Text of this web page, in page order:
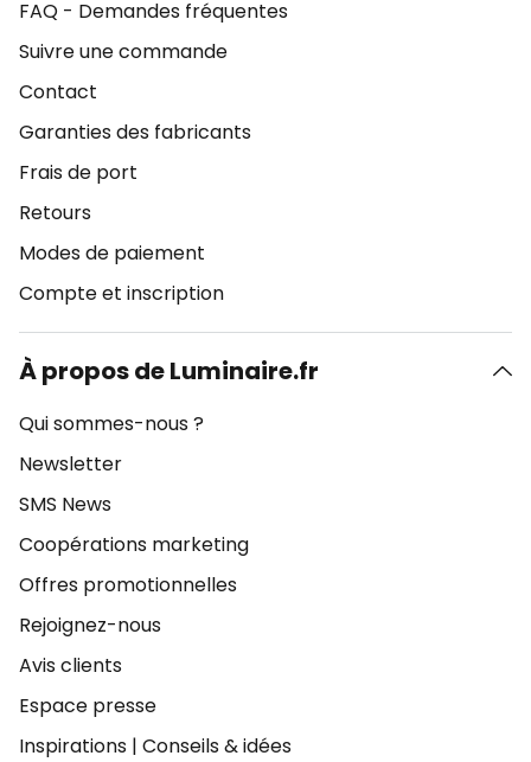
FAQ - Demandes fréquentes
Suivre une commande
Contact
Garanties des fabricants
Frais de port
Retours
Modes de paiement
Compte et inscription
À propos de Luminaire.fr
Qui sommes-nous ?
Newsletter
SMS News
Coopérations marketing
Offres promotionnelles
Rejoignez-nous
Avis clients
Espace presse
Inspirations | Conseils & idées